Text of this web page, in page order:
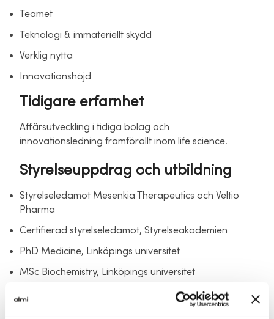
Teamet
Teknologi & immateriellt skydd
Verklig nytta
Innovationshöjd
Tidigare erfarnhet
Affärsutveckling i tidiga bolag och
innovationsledning framförallt inom life science.
Styrelseuppdrag och utbildning
Styrelseledamot Mesenkia Therapeutics och Veltio
Pharma
Certifierad styrelseledamot, Styrelseakademien
PhD Medicine, Linköpings universitet
MSc Biochemistry, Linköpings universitet